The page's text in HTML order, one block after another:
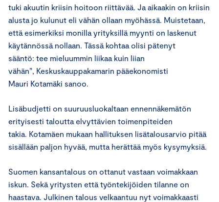
tuki akuutin kriisin hoitoon riittävää. Ja aikaakin on kriisin
alusta jo kulunut eli vähän ollaan myöhässä. Muistetaan,
että esimerkiksi monilla yrityksillä myynti on laskenut
käytännössä nollaan. Tässä kohtaa olisi pätenyt
sääntö: tee mieluummin liikaa kuin liian
vähän”, Keskuskauppakamarin pääekonomisti
Mauri Kotamäki sanoo.
Lisäbudjetti on suuruusluokaltaan ennennäkemätön
erityisesti taloutta elvyttävien toimenpiteiden
takia. Kotamäen mukaan hallituksen lisätalousarvio pitää
sisällään paljon hyvää, mutta herättää myös kysymyksiä.
Suomen kansantalous on ottanut vastaan voimakkaan
iskun. Sekä yritysten että työntekijöiden tilanne on
haastava. Julkinen talous velkaantuu nyt voimakkaasti